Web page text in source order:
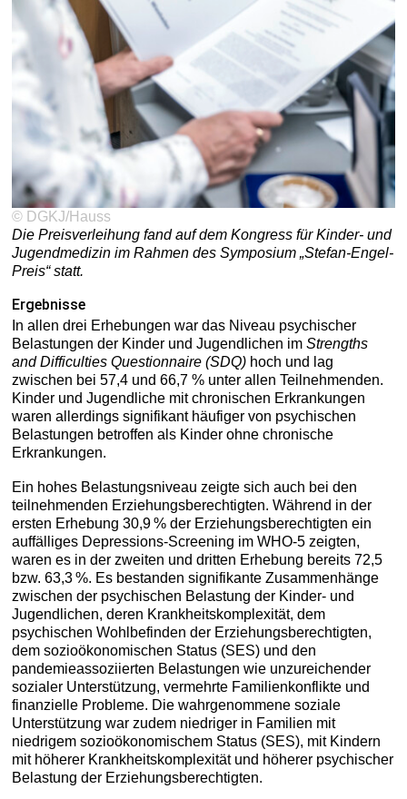
© DGKJ/Hauss
Die Preisverleihung fand auf dem Kongress für Kinder- und
Jugendmedizin im Rahmen des Symposium „Stefan-Engel-
Preis“ statt.
Ergebnisse
In allen drei Erhebungen war das Niveau psychischer
Belastungen der Kinder und Jugendlichen imStrengths
and Difficulties Questionnaire (SDQ) hoch und lag
zwischen bei 57,4 und 66,7 % unter allen Teilnehmenden.
Kinder und Jugendliche mit chronischen Erkrankungen
waren allerdings signifikant häufiger von psychischen
Belastungen betroffen als Kinder ohne chronische
Erkrankungen.
Ein hohes Belastungsniveau zeigte sich auch bei den
teilnehmenden Erziehungsberechtigten. Während in der
ersten Erhebung 30,9 % der Erziehungsberechtigten ein
auffälliges Depressions-Screening im WHO-5 zeigten,
waren es in der zweiten und dritten Erhebung bereits 72,5
bzw. 63,3 %. Es bestanden signifikante Zusammenhänge
zwischen der psychischen Belastung der Kinder- und
Jugendlichen, deren Krankheitskomplexität, dem
psychischen Wohlbefinden der Erziehungsberechtigten,
dem sozioökonomischen Status (SES) und den
pandemieassoziierten Belastungen wie unzureichender
sozialer Unterstützung, vermehrte Familienkonflikte und
finanzielle Probleme. Die wahrgenommene soziale
Unterstützung war zudem niedriger in Familien mit
niedrigem sozioökonomischem Status (SES), mit Kindern
mit höherer Krankheitskomplexität und höherer psychischer
Belastung der Erziehungsberechtigten.